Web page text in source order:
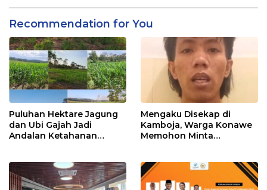
Recommendation for You
Puluhan Hektare Jagung
dan Ubi Gajah Jadi
Andalan Ketahanan
Mengaku Disekap di
Kamboja, Warga Konawe
Memohon Minta